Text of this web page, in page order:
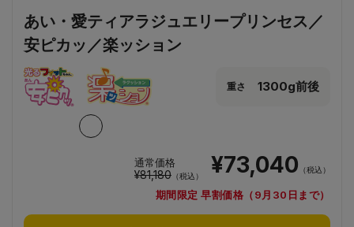
あい・愛ティアラジュエリープリンセス／
安ピカッ／楽ッション
重さ 1300g前後
通常価格
¥81,180 （税込） ¥73,040 （税込）
期間限定 早割価格（9月30日まで）